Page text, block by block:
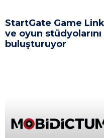
StartGate Game Link,
ve oyun
buluşturuyor